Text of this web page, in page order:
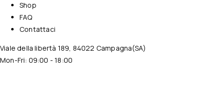
Shop
FAQ
Contattaci
Viale della libertà 189, 84022 Campagna(SA)
Mon-Fri: 09:00 - 18:00